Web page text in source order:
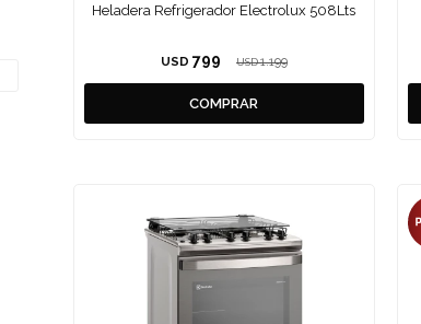
Heladera Refrigerador Electrolux 508Lts
USD 799 USD 1.199